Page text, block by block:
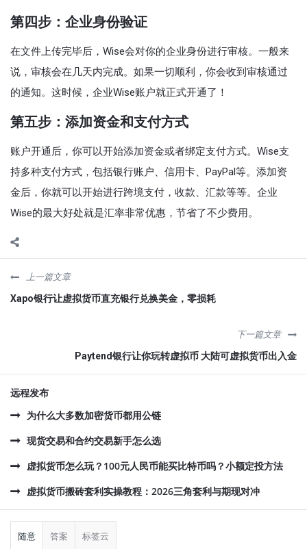
第四步：企业身份验证
在文件上传完毕后，Wise会对你的企业身份进行审核。一般来
说，审核会在几天内完成。如果一切顺利，你会收到审核通过
的通知。这时候，企业Wise账户就正式开通了！
第五步：添加资金和支付方式
账户开通后，你可以开始添加资金或者绑定支付方式。Wise支
持多种支付方式，包括银行账户、信用卡、PayPal等。添加资
金后，你就可以开始进行跨境支付，收款、汇款等等。企业
Wise的最大好处就是汇率非常优惠，节省了不少费用。
上一篇文章
Xapo银行让虚拟货币直充银行兑换美金，零损耗
下一篇文章
Paytend银行让你玩转虚拟币 大陆可虚拟货币出入金
远程发布
为什么大多数加密货币都用公链
现货交易和合约交易新手怎么选
虚拟货币怎么玩？100元人民币能买比特币吗？小额定投方法
虚拟货币搬砖套利实操教程：2026三角套利与期现对冲
侧
随意 答案 标签云